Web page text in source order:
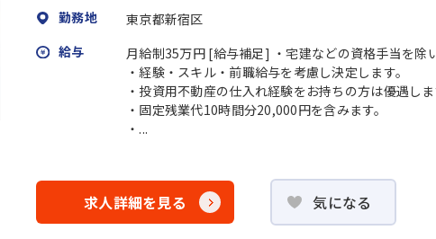
勤務地
東京都新宿区
給与
月給制35万円 [給与補足] ・宅建などの資格手当を除
・経験・スキル・前職給与を考慮し決定します。
・投資用不動産の仕入れ経験をお持ちの方は優遇しま
・固定残業代10時間分20,000円を含みます。
・...
求人詳細を見る 気になる